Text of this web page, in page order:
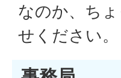
なのか、ち
せください。